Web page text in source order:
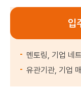
입
멘토링, 기업 네
유관기관, 기업